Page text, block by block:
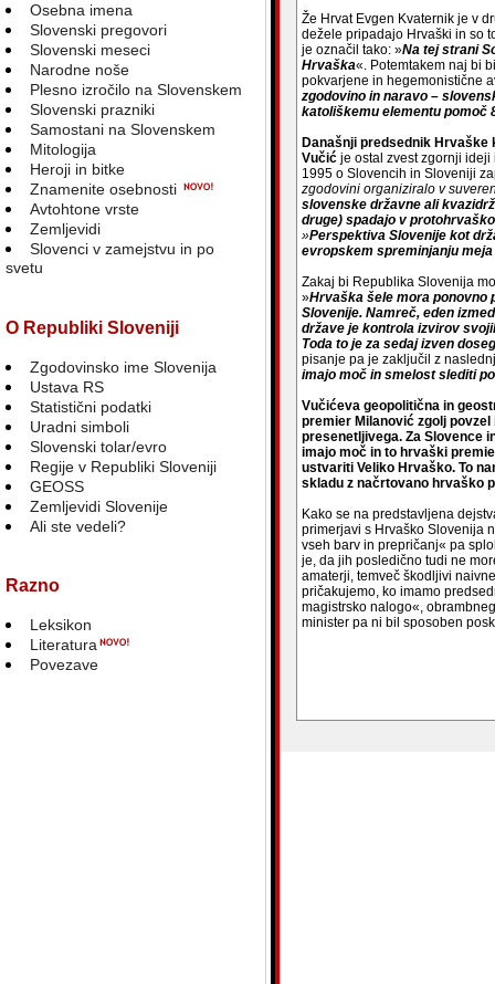
Osebna imena
Slovenski pregovori
Slovenski meseci
Narodne noše
Plesno izročilo na Slovenskem
Slovenski prazniki
Samostani na Slovenskem
Mitologija
Heroji in bitke
Znamenite osebnosti
Avtohtone vrste
Zemljevidi
Slovenci v zamejstvu in po
svetu
O Republiki Sloveniji
Zgodovinsko ime Slovenija
Ustava RS
Statistični podatki
Uradni simboli
Slovenski tolar/evro
Regije v Republiki Sloveniji
GEOSS
Zemljevidi Slovenije
Ali ste vedeli?
Razno
Leksikon
Literatura
Povezave
Že Hrvat Evgen Kvaternik je v
dežele pripadajo Hrvaški in so
je označil tako: »Na tej strani
Hrvaška«. Potemtakem naj bi
pokvarjene in hegemonistične
zgodovino in naravo –
katoliškemu elementu pomoč
Današnji predsednik
Vučić je ostal zvest zgornji
1995 o Slovencih in Sloveniji
zgodovini organiziralo v
slovenske državne ali
druge) spadajo v
»Perspektiva Slovenije kot
evropskem spreminjanju
Zakaj bi Republika Slovenija
»Hrvaška šele mora ponovno
Slovenije. Namreč, eden
države je kontrola izvirov
Toda to je za sedaj izven
pisanje pa je zaključil z
imajo moč in smelost slediti
Vučićeva geopolitična in
premier Milanović zgolj
presenetljivega. Za Slovence
imajo moč in to hrvaški
ustvariti Veliko Hrvaško. To
skladu z načrtovano hrvaško
Kako se na predstavljena
primerjavi s Hrvaško Slovenija
vseh barv in prepričanj« pa
je, da jih posledično tudi ne
amaterji, temveč škodljivi
pričakujemo, ko imamo
magistrsko nalogo«,
minister pa ni bil sposoben